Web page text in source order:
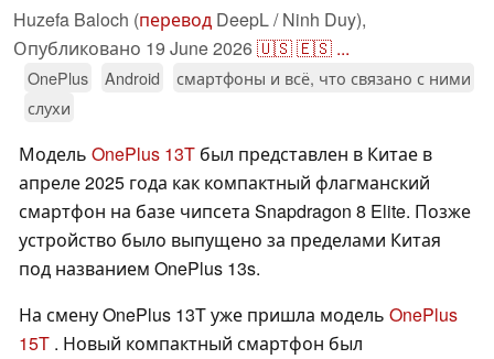
Huzefa Baloch (перевод DeepL / Ninh Duy),
Опубликовано 19 June 2026🇺🇸🇪🇸 ...
OnePlus Android
смартфоны и всё, что связано с ними
слухи
Модель OnePlus 13T был представлен в Китае в
апреле 2025 года как компактный флагманский
смартфон на базе чипсета Snapdragon 8 Elite. Позже
устройство было выпущено за пределами Китая
под названием OnePlus 13s.
На смену OnePlus 13T уже пришла модель OnePlus
15T . Новый компактный смартфон был